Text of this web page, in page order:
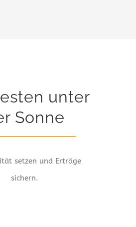
unter
Sonne
setzen und Erträge
sichern.